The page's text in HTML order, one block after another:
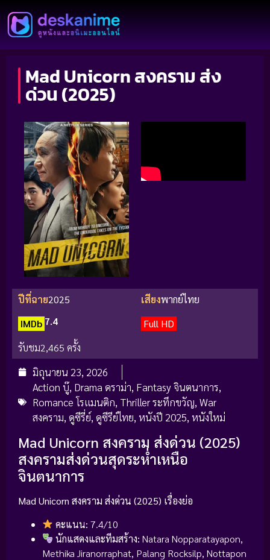
Mad Unicorn สงคราม ส่ง
ด่วน (2025)
ปีที่ฉาย2025 เสียงพากย์ไทย
IMDb 7.4
Full HD
รับชม2,465 ครั้ง
มิถุนายน 23, 2026
Action บู๊, Drama ดราม่า, Fantasy จินตนาการ,
Romance โรแมนติก, Thriller ระทึกขวัญ, War
สงคราม, ดูซีรี่ย์, ดูซีรีย์ไทย, หนังปี 2025, หนังใหม่
Mad Unicorn สงคราม ส่งด่วน (2025)
สงครามส่งด่วนสุดระห่ำเหนือ
จินตนาการ
Mad Unicorn สงคราม ส่งด่วน (2025) เรื่องย่อ
คะแนน: 7.4/10
นักแสดงและทีมสร้าง: Natara Nopparatayapon,
Methika Jiranorraphat, Palang Rocksilp, Nottapon